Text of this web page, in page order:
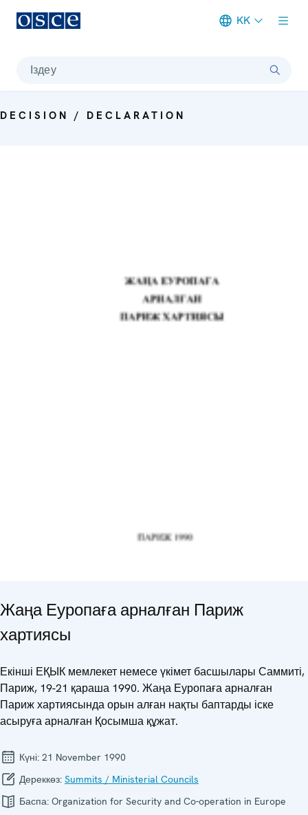
KK
Іздеу
DECISION / DECLARATION
Жаңа Еуропаға арналған Париж
хартиясы
Екінші ЕҚЫК мемлекет немесе үкімет басшылары Саммиті,
Париж, 19-21 қараша 1990. Жаңа Еуропаға арналған
Париж хартиясында орын алған нақты баптарды іске
асыруға арналған Қосымша құжат.
Күні: 21 November 1990
Дереккөз: Summits / Ministerial Councils
Баспа: Organization for Security and Co-operation in Europe